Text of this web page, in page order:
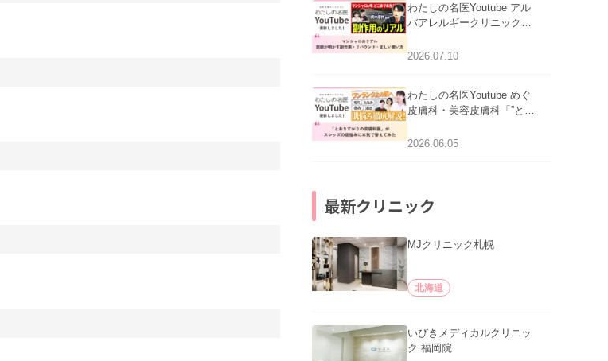
わたしの名医Youtube アル
バアレルギークリニック札
医師が明かす副作用・リバ
2026.07.10
わたしの名医Youtube めぐ
皮膚科・美容皮膚科「”とお
ッズの肌悩みに本気で答え
2026.06.05
最新クリニック
MJクリニック札幌
北海道
いびきメディカルクリニッ
ク 福岡院